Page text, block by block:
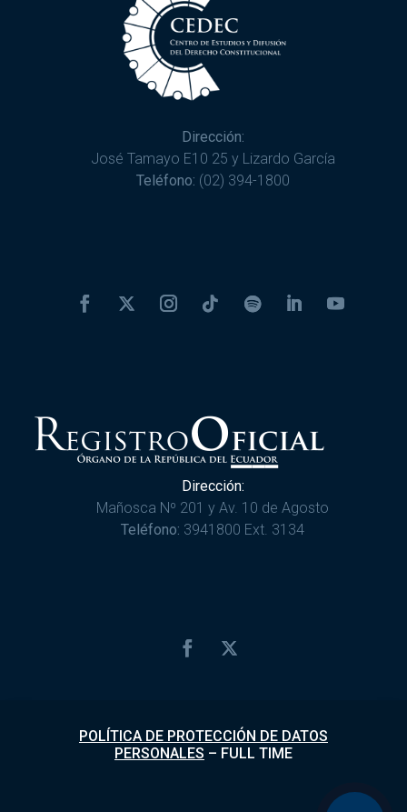
Dirección:
José Tamayo E10 25 y Lizardo García
Teléfono: (02) 394-1800
Dirección:
Mañosca Nº 201 y Av. 10 de Agosto
Teléfono: 3941800 Ext. 3134
POLÍTICA DE PROTECCIÓN DE DATOS
PERSONALES – FULL TIME